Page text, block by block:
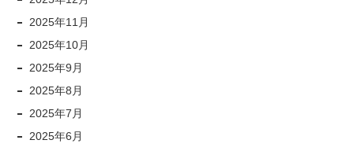
2025年11月
2025年10月
2025年9月
2025年8月
2025年7月
2025年6月